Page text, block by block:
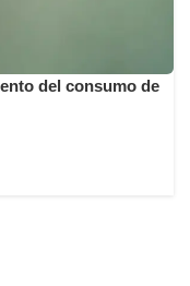
del consumo de